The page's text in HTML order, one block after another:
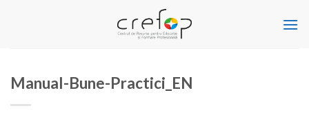
Manual-Bune-Practici_EN